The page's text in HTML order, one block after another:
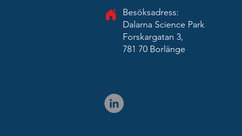
Besöksadress:
Dalarna Science Park
Forskargatan 3,
781 70 Borlänge